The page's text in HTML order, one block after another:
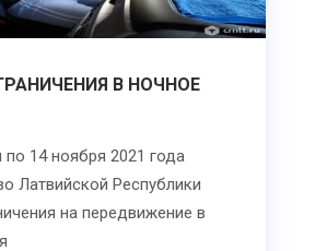
В НОЧНОЕ
14 ноября 2021 года
Латвийской Республики
на передвижение в